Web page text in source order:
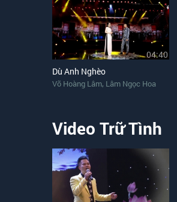
04:40
Dù Anh Nghèo
Võ Hoàng Lâm, Lâm Ngọc Hoa
Video Trữ Tình